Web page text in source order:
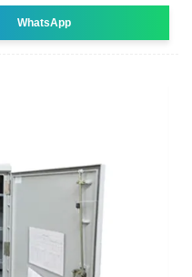
WhatsApp